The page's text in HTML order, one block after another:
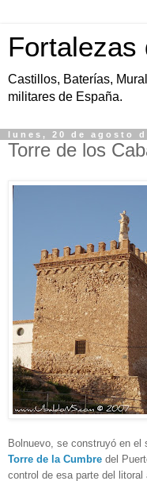
Fortalezas
Castillos, Baterías,
militares de España.
lunes, 20 de agosto
Torre de los
Bolnuevo, se construyó en
Torre de la Cumbre del
control de esa parte del